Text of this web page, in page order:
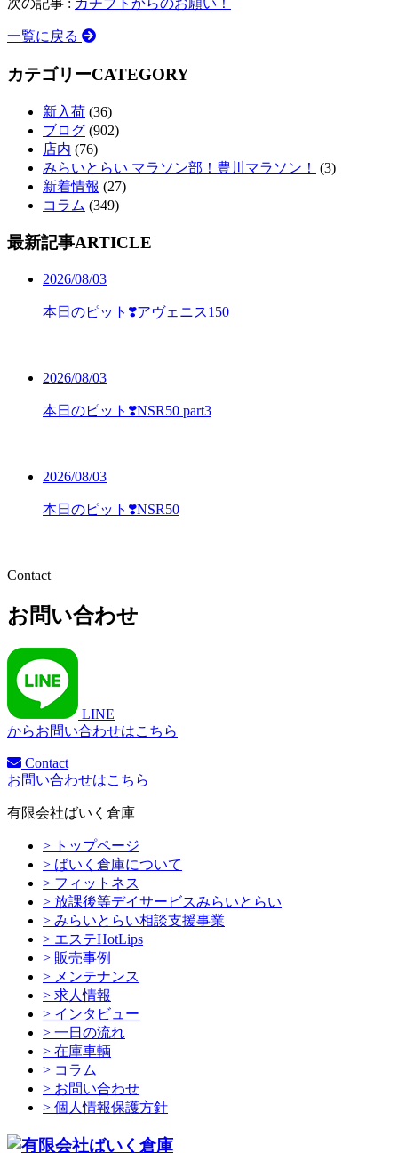
次の記事 : カチブトからのお願い！
一覧に戻る
カテゴリーCATEGORY
新入荷 (36)
ブログ (902)
店内 (76)
みらいとらい マラソン部！豊川マラソン！
(3)
新着情報 (27)
コラム (349)
最新記事ARTICLE
2026/08/03
本日のピット❣️アヴェニス150
2026/08/03
本日のピット❣️NSR50 part3
2026/08/03
本日のピット❣️NSR50
お問い合わせ
LINE
からお問い合わせはこちら
Contact
お問い合わせはこちら
有限会社ばいく倉庫
> トップページ
> ばいく倉庫について
> フィットネス
> 放課後等デイサービスみらいとらい
> みらいとらい相談支援事業
> エステHotLips
> 販売事例
> メンテナンス
> 求人情報
> インタビュー
> 一日の流れ
> 在庫車輌
> コラム
> お問い合わせ
> 個人情報保護方針